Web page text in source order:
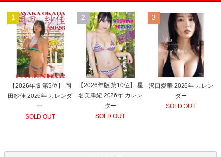
1
【2026年版 第5位】 岡
田紗佳 2026年 カレンダ
ー
SOLD OUT
2
【2026年版 第10位】 星
名美津紀 2026年 カレン
ダー
SOLD OUT
3
沢口愛華 2026年 カレン
ダー
SOLD OUT